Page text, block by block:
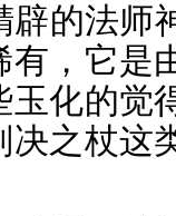
辟的法师
，它是
化的觉
之杖这